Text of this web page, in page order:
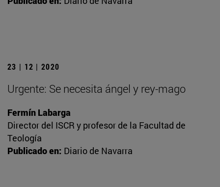
23 | 12 | 2020
Urgente: Se necesita ángel y rey-mago
Fermín Labarga
Director del ISCR y profesor de la Facultad de
Teología
Publicado en: Diario de Navarra